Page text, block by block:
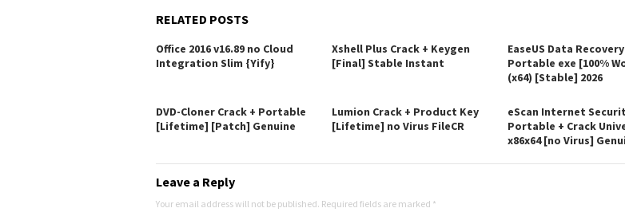
RELATED POSTS
Office 2016 v16.89 no Cloud
Integration Slim {Yify}
Xshell Plus Crack + Keygen
[Final] Stable Instant
EaseUS Data Recovery
Portable exe [100%
(x64) [Stable] 2026
DVD-Cloner Crack + Portable
[Lifetime] [Patch] Genuine
Lumion Crack + Product Key
[Lifetime] no Virus FileCR
eScan Internet
Portable + Crack
x86x64 [no Virus]
Leave a Reply
Your email address will not be published. Required fields are marked *